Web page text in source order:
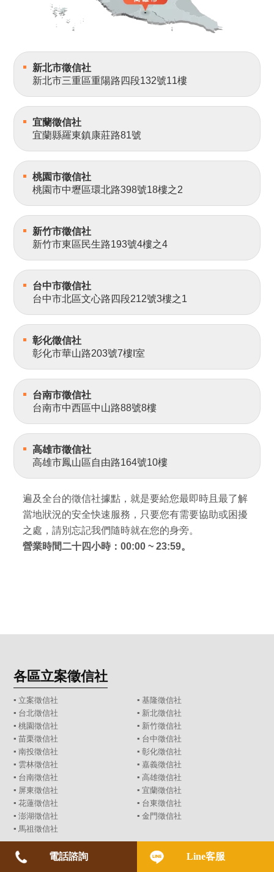
新北市徵信社
新北市三重區重陽路四段132號11樓
宜蘭徵信社
宜蘭縣羅東鎮康莊路81號
桃園市徵信社
桃園市中壢區環北路398號18樓之2
新竹市徵信社
新竹市東區民生路193號4樓之4
台中市徵信社
台中市北區文心路四段212號3樓之1
彰化徵信社
彰化市華山路203號7樓I室
台南市徵信社
台南市中西區中山路88號8樓
高雄市徵信社
高雄市鳳山區自由路164號10樓
遍及全台的徵信社據點，就是要給您最即時且最了解
當地狀況的安全快速服務，只要您有需要協助或困擾
之處，請別忘記我們隨時就在您的身旁。
營業時間二十四小時：00:00 ~ 23:59。
各區立案徵信社
▪ 立案徵信社 ▪ 基隆徵信社
▪ 台北徵信社 ▪ 新北徵信社
▪桃園徵信社 ▪ 新竹徵信社
▪苗栗徵信社 ▪ 台中徵信社
▪南投徵信社 ▪ 彰化徵信社
▪ 雲林徵信社 ▪ 嘉義徵信社
▪ 台南徵信社 ▪ 高雄徵信社
▪ 屏東徵信社 ▪ 宜蘭徵信社
▪花蓮徵信社 ▪ 台東徵信社
▪澎湖徵信社 ▪ 金門徵信社
▪ 馬祖徵信社
合法徵信公司
電話諮詢 Line客服